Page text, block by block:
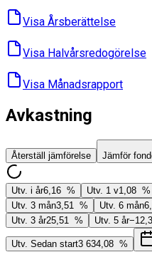
Visa Års­berättelse
Visa Halvårs­redogörelse
Visa Månads­rapport
Avkastning
Återställ jämförelse Jämför
Utv. i år6,16 % Utv. 1 v1,08 %
Utv. 3 mån3,51 % Utv. 6 mån
Utv. 3 år25,51 % Utv. 5 år
Utv. Sedan start3 634,08 %